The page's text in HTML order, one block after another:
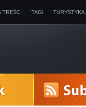
TREŚCI TAGI